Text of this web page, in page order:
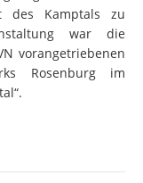
des Kamptals zu
war die
vorangetriebenen
Rosenburg im